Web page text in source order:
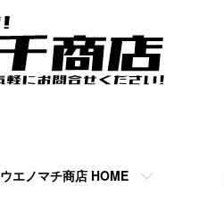
ウエノマチ商店 HOME